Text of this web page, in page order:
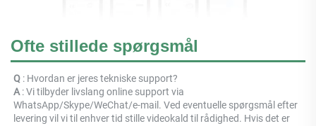
Ofte stillede spørgsmål
Q : Hvordan er jeres tekniske support?
A : Vi tilbyder livslang online support via
WhatsApp/Skype/WeChat/e-mail. Ved eventuelle spørgsmål efter
levering vil vi til enhver tid stille videokald til rådighed. Hvis det er